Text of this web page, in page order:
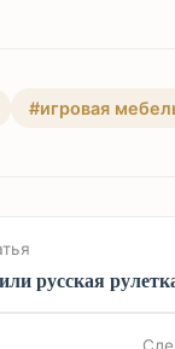
#игровая
русская